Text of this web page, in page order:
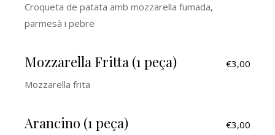
Croqueta de patata amb mozzarella fumada,
parmesà i pebre
Mozzarella Fritta (1 peça)
€3,00
Mozzarella frita
Arancino (1 peça)
€3,00